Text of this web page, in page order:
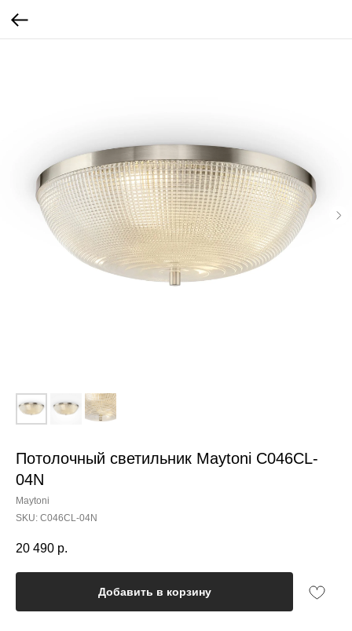
Потолочный светильник Maytoni C046CL-
04N
Maytoni
SKU: C046CL-04N
20 490 р.
Добавить в корзину